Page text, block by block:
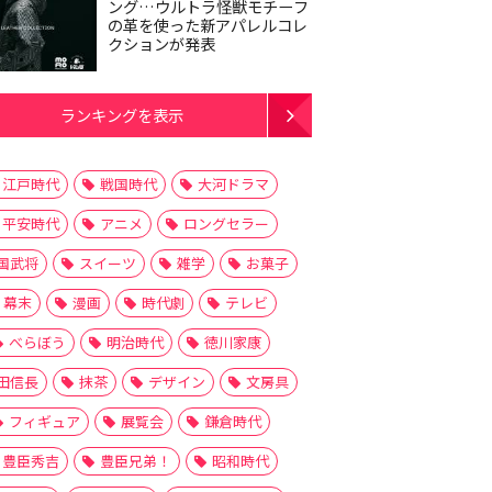
ング…ウルトラ怪獣モチーフ
の革を使った新アパレルコレ
クションが発表
ランキングを表示
江戸時代 戦国時代
大河ドラマ
平安時代
アニメ
ロングセラー
武将
スイーツ 雑学
お菓子
幕末
漫画 時代劇
テレビ
べらぼう
明治時代
徳川家康
信長
抹茶 デザイン
文房具
フィギュア
展覧会
鎌倉時代
豊臣秀吉
豊臣兄弟！
昭和時代